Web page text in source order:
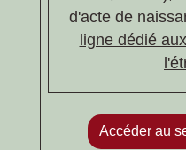
d'acte de
ligne dédié
Accéder au